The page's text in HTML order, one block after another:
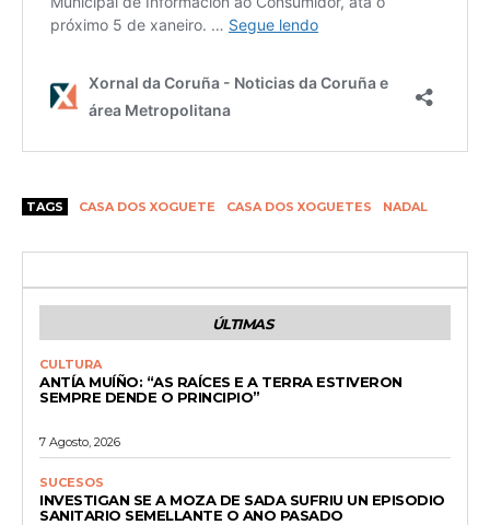
TAGS CASA DOS XOGUETE CASA DOS XOGUETES NADAL
ÚLTIMAS
CULTURA
ANTÍA MUÍÑO: “AS RAÍCES E A TERRA ESTIVERON
SEMPRE DENDE O PRINCIPIO”
7 Agosto, 2026
SUCESOS
INVESTIGAN SE A MOZA DE SADA SUFRIU UN EPISODIO
SANITARIO SEMELLANTE O ANO PASADO